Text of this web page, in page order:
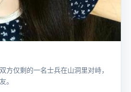
方仅剩的一名士兵在山洞里对峙，
。